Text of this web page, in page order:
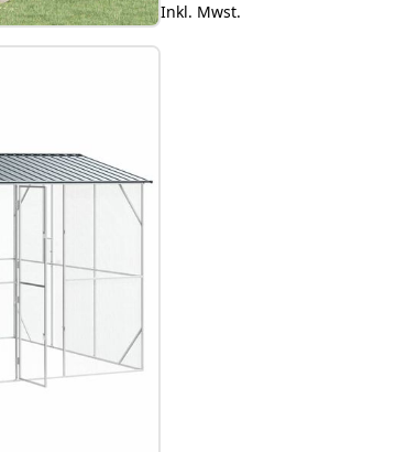
Inkl. Mwst.